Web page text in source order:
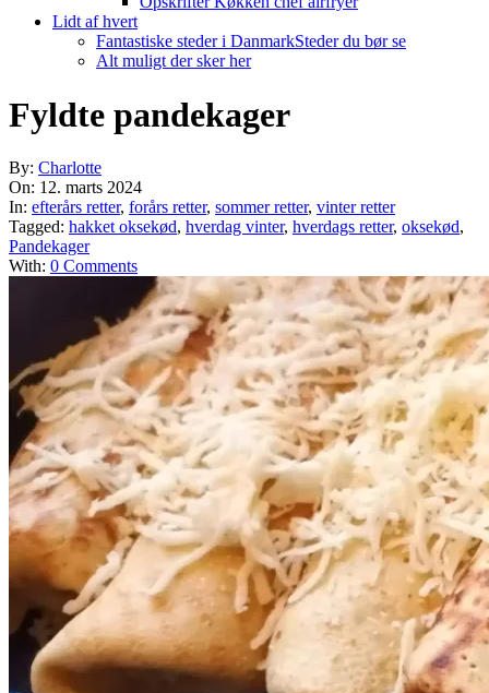
Lidt af hvert
Fantastiske steder i DanmarkSteder du bør se
Alt muligt der sker her
Fyldte pandekager
By: Charlotte
On: 12. marts 2024
In: efterårs retter, forårs retter, sommer retter, vinter retter
Tagged: hakket oksekød, hverdag vinter, hverdags retter, oksekød,
Pandekager
With: 0 Comments